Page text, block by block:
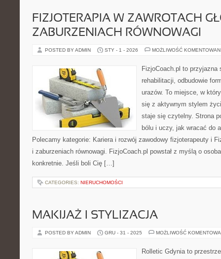
FIZJOTERAPIA W ZAWROTACH
ZABURZENIACH RÓWNOWAGI
POSTED BY ADMIN STY - 1 - 2026 MOŻLIWOŚĆ
FizjoCoach.pl to przyjazna
rehabilitacji, odbudowie
urazów. To miejsce, w
się z aktywnym stylem
staje się czytelny. Strona
bólu i uczy, jak wracać do
Polecamy kategorie: Kariera i rozwój zawodowy fizjoterapeuty i
i zaburzeniach równowagi. FizjoCoach.pl powstał z myślą o
konkretnie. Jeśli boli Cię […]
CATEGORIES: NIERUCHOMOŚCI
MAKIJAŻ I STYLIZACJA
POSTED BY ADMIN GRU - 31 - 2025 MOŻLIWOŚĆ
Rolletic Gdynia to